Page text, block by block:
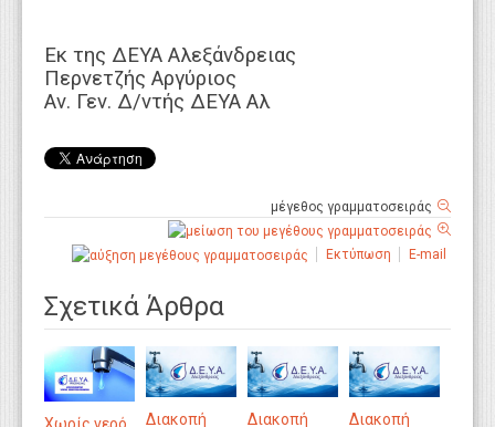
Εκ της ΔΕΥΑ Αλεξάνδρειας
Περνετζής Αργύριος
Αν. Γεν. Δ/ντής ΔΕΥΑ Αλ
μέγεθος γραμματοσειράς
Εκτύπωση E-mail
Σχετικά Άρθρα
Διακοπή
Διακοπή
Διακοπή